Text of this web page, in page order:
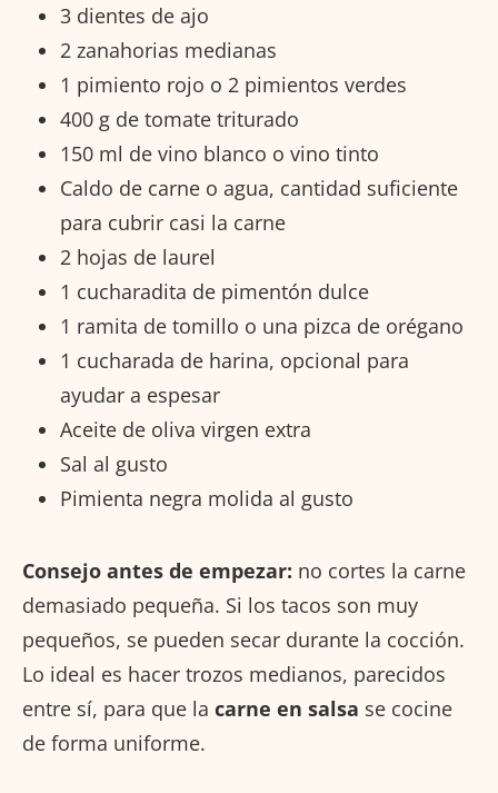
3 dientes de ajo
2 zanahorias medianas
1 pimiento rojo o 2 pimientos verdes
400 g de tomate triturado
150 ml de vino blanco o vino tinto
Caldo de carne o agua, cantidad suficiente
para cubrir casi la carne
2 hojas de laurel
1 cucharadita de pimentón dulce
1 ramita de tomillo o una pizca de orégano
1 cucharada de harina, opcional para
ayudar a espesar
Aceite de oliva virgen extra
Sal al gusto
Pimienta negra molida al gusto
Consejo antes de empezar: no cortes la carne
demasiado pequeña. Si los tacos son muy
pequeños, se pueden secar durante la cocción.
Lo ideal es hacer trozos medianos, parecidos
entre sí, para que la carne en salsa se cocine
de forma uniforme.